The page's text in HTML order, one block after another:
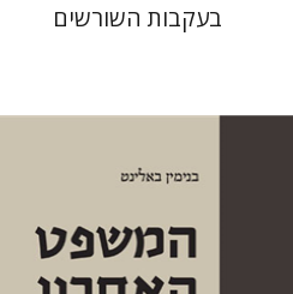
בעקבות השורשים